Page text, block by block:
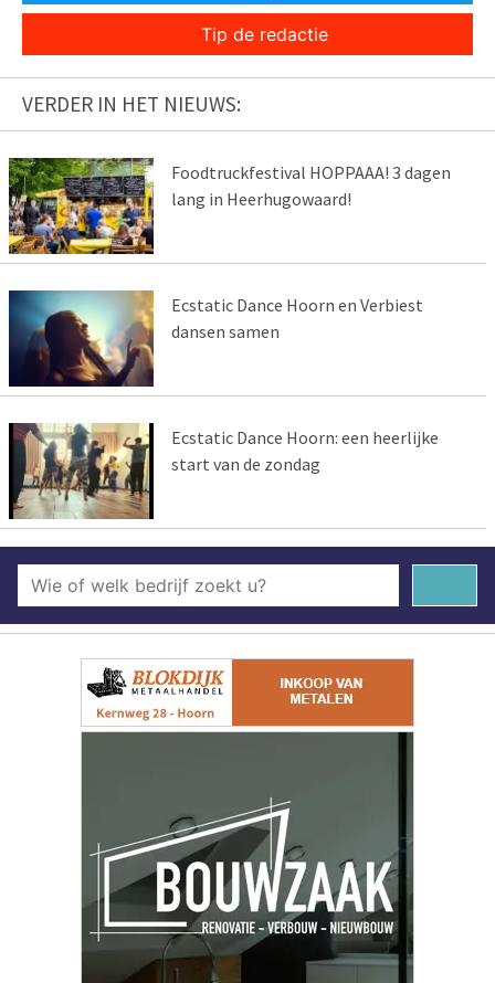
Tip de redactie
VERDER IN HET NIEUWS:
Foodtruckfestival HOPPAAA! 3 dagen
lang in Heerhugowaard!
Ecstatic Dance Hoorn en Verbiest
dansen samen
Ecstatic Dance Hoorn: een heerlijke
start van de zondag